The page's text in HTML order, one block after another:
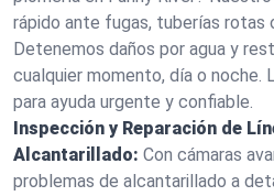
rápido ante fugas, tuberías rotas
Detenemos daños por agua y
cualquier momento, día o noche.
para ayuda urgente y confiable.
Inspección y Reparación de
Alcantarillado: Con cámaras
problemas de alcantarillado a